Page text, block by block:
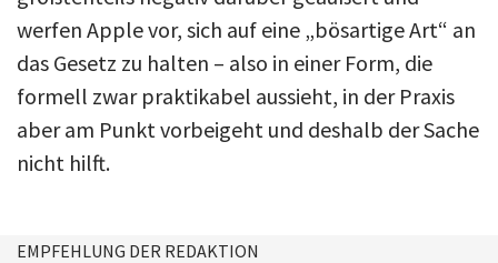
werfen Apple vor, sich auf eine „bösartige Art“ an
das Gesetz zu halten – also in einer Form, die
formell zwar praktikabel aussieht, in der Praxis
aber am Punkt vorbeigeht und deshalb der Sache
nicht hilft.
EMPFEHLUNG DER REDAKTION